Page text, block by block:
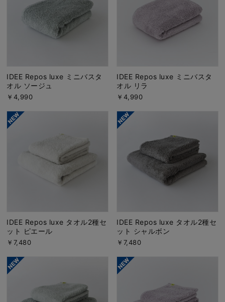
IDEE Repos luxe ミニバスタ
オル ソージュ
￥4,990
IDEE Repos luxe ミニバスタ
オル リラ
￥4,990
IDEE Repos luxe タオル2種セ
ット ピエール
￥7,480
IDEE Repos luxe タオル2種セ
ット シャルボン
￥7,480